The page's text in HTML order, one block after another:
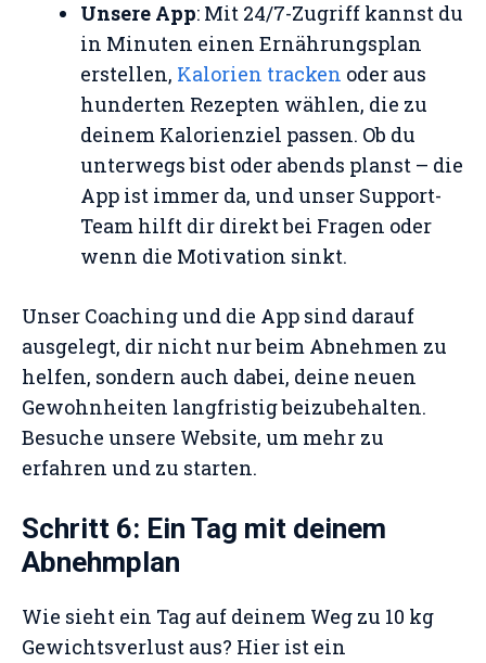
Unsere App: Mit 24/7-Zugriff kannst du
in Minuten einen Ernährungsplan
erstellen, Kalorien tracken oder aus
hunderten Rezepten wählen, die zu
deinem Kalorienziel passen. Ob du
unterwegs bist oder abends planst – die
App ist immer da, und unser Support-
Team hilft dir direkt bei Fragen oder
wenn die Motivation sinkt.
Unser Coaching und die App sind darauf
ausgelegt, dir nicht nur beim Abnehmen zu
helfen, sondern auch dabei, deine neuen
Gewohnheiten langfristig beizubehalten.
Besuche unsere Website, um mehr zu
erfahren und zu starten.
Schritt 6: Ein Tag mit deinem
Abnehmplan
Wie sieht ein Tag auf deinem Weg zu 10 kg
Gewichtsverlust aus? Hier ist ein